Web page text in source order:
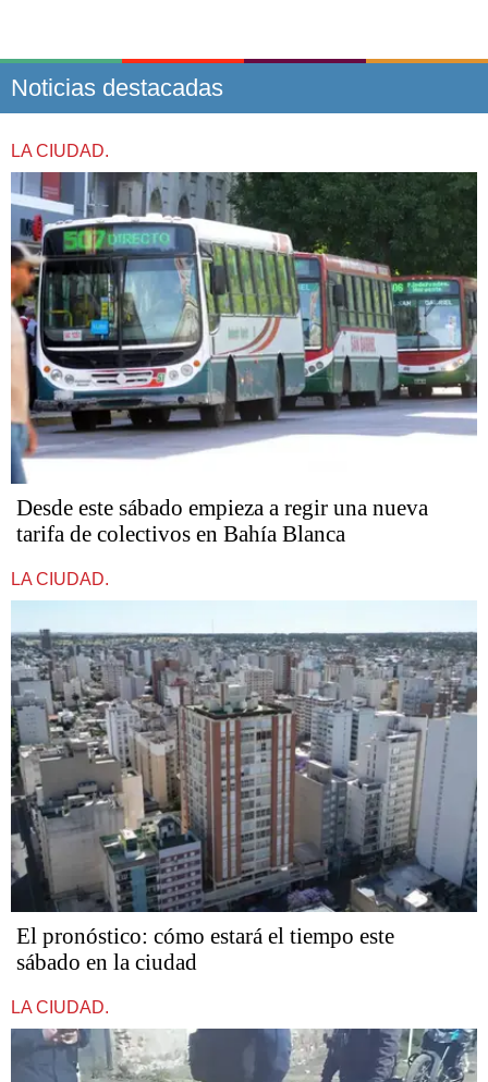
Noticias destacadas
LA CIUDAD.
Desde este sábado empieza a regir una nueva
tarifa de colectivos en Bahía Blanca
LA CIUDAD.
El pronóstico: cómo estará el tiempo este
sábado en la ciudad
LA CIUDAD.